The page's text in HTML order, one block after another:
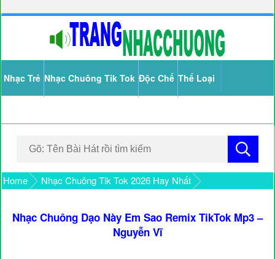
Nhạc Trẻ Nhạc Chuông Tik Tok Độc Chế Thể Loại
Home Nhạc Chuông Tik Tok 2026 Hay Nhất
Nhạc Chuông Dạo Này Em Sao Remix TikTok Mp3 –
Nguyễn Vĩ